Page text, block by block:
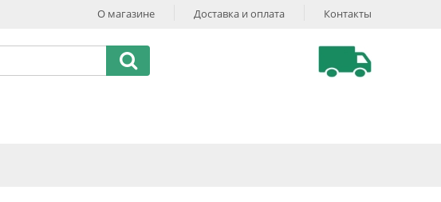
О магазине Доставка и оплата Контакты